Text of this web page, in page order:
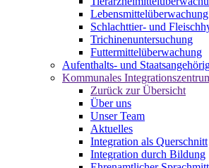
Lebensmittelüberwachung
Schlachttier- und
Trichinenuntersuchung
Futtermittelüberwachung
Aufenthalts- und
Kommunales
Zurück zur Übersicht
Über uns
Unser Team
Aktuelles
Integration als Querschnitt
Integration durch Bildung